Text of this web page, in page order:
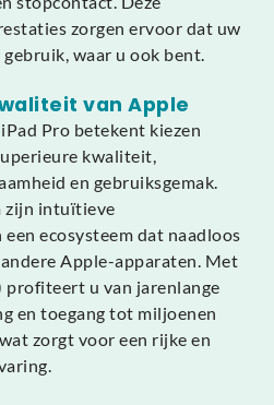
zorgen ervoor dat uw
waar u ook bent.
van Apple
Pro betekent kiezen
kwaliteit,
en gebruiksgemak.
zijn intuïtieve
ecosysteem dat naadloos
Apple-apparaten. Met
profiteert u van jarenlange
en toegang tot miljoenen
zorgt voor een rijke en